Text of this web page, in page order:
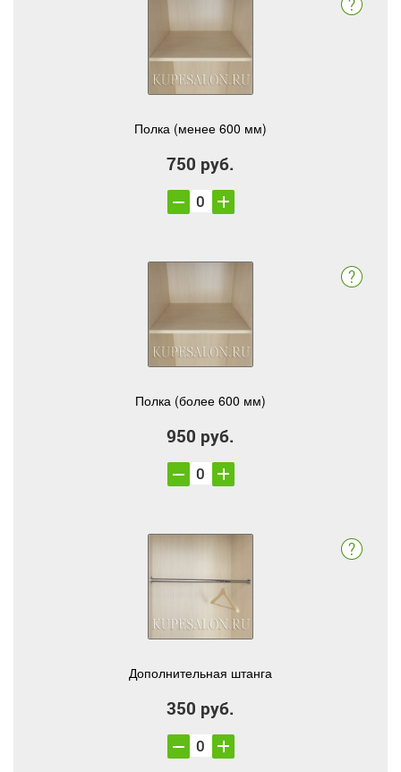
Полка (менее 600 мм)
750 руб.
Полка (более 600 мм)
950 руб.
Дополнительная штанга
350 руб.